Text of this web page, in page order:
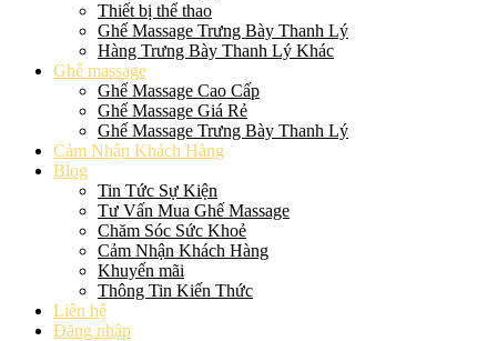
Thiết bị thể thao
Ghế Massage Trưng Bày Thanh Lý
Hàng Trưng Bày Thanh Lý Khác
Ghế massage
Ghế Massage Cao Cấp
Ghế Massage Giá Rẻ
Ghế Massage Trưng Bày Thanh Lý
Cảm Nhận Khách Hàng
Blog
Tin Tức Sự Kiện
Tư Vấn Mua Ghế Massage
Chăm Sóc Sức Khoẻ
Cảm Nhận Khách Hàng
Khuyến mãi
Thông Tin Kiến Thức
Liên hệ
Đăng nhập